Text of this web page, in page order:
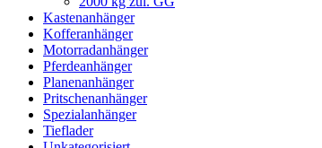
Kastenanhänger
Kofferanhänger
Motorradanhänger
Pferdeanhänger
Planenanhänger
Pritschenanhänger
Spezialanhänger
Tieflader